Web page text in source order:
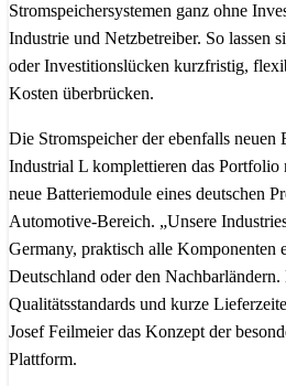
Stromspeichersystemen ganz ohne
Industrie und Netzbetreiber. So lassen
oder Investitionslücken kurzfristig,
Kosten überbrücken.
Die Stromspeicher der ebenfalls
Industrial L komplettieren das Portfolio
neue Batteriemodule eines deutschen
Automotive-Bereich. „Unsere
Germany, praktisch alle Komponenten
Deutschland oder den
Qualitätsstandards und kurze
Josef Feilmeier das Konzept der
Plattform.